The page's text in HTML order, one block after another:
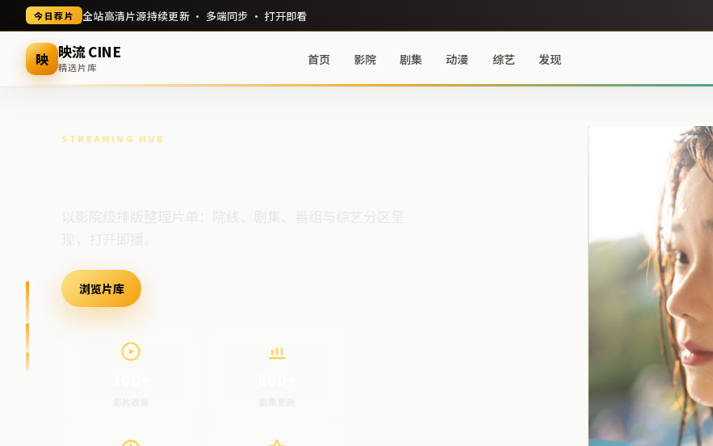
今日荐片 全站高清片源持续更新 · 多端同步 · 打开即看
映 映流 CINE
精选片库 首页 影院 剧集 动漫 综艺 发现
STREAMING HUB
浏览片库